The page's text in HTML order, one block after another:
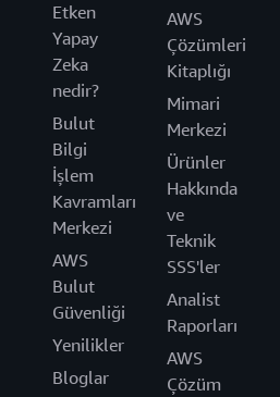
Etken
Yapay
Zeka
nedir?
Bulut
Bilgi
İşlem
Kavramları
Merkezi
AWS
Bulut
Güvenliği
Yenilikler
Bloglar
AWS
Çözümleri
Kitaplığı
Mimari
Merkezi
Ürünler
Hakkında
ve
Teknik
SSS'ler
Analist
Raporları
AWS
Çözüm